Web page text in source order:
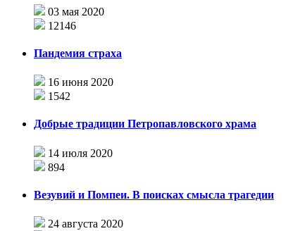
03 мая 2020
12146
Пандемия страха
16 июня 2020
1542
Добрые традиции Петропавловского храма
14 июля 2020
894
Везувий и Помпеи. В поисках смысла трагедии
24 августа 2020